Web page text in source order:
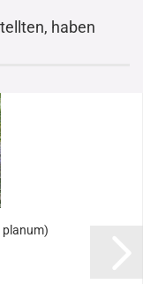
haben
planum)